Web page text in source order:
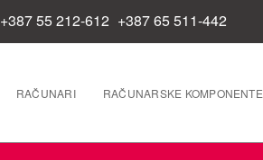
+387 55 212-612 +387 65 511-442
RAČUNARI RAČUNARSKE KOMPONENTE